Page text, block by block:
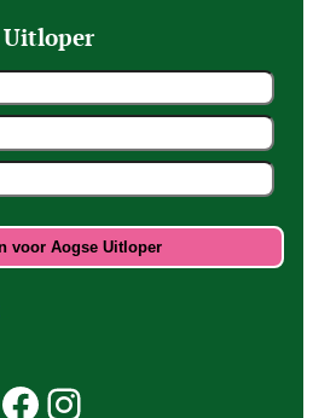
Uitloper
Facebook Beleef Princenhage
Instagram Beleef Princenhage